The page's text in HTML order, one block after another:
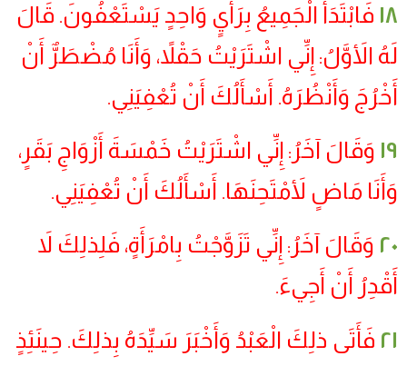
١٨ فَابْتَدَأَ الْجَمِيعُ بِرَأْيٍ وَاحِدٍ يَسْتَعْفُونَ. قَالَ
لَهُ الأَوَّلُ: إِنِّي اشْتَرَيْتُ حَقْلاً، وَأَنَا مُضْطَرٌّ أَنْ
أَخْرُجَ وَأَنْظُرَهُ. أَسْأَلُكَ أَنْ تُعْفِيَنِي.
١٩ وَقَالَ آخَرُ: إِنِّي اشْتَرَيْتُ خَمْسَةَ أَزْوَاجِ بَقَرٍ،
وَأَنَا مَاضٍ لأَمْتَحِنَهَا. أَسْأَلُكَ أَنْ تُعْفِيَنِي.
٢٠ وَقَالَ آخَرُ: إِنِّي تَزَوَّجْتُ بِامْرَأَةٍ، فَلِذلِكَ لاَ
أَقْدِرُ أَنْ أَجِيءَ.
٢١ فَأَتَى ذلِكَ الْعَبْدُ وَأَخْبَرَ سَيِّدَهُ بِذلِكَ. حِينَئِذٍ